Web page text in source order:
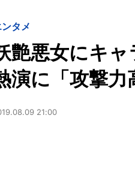
タメ
艶悪女にキ
演に「攻撃力
21:00